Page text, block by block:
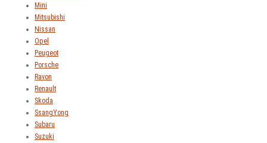
Mini
Mitsubishi
Nissan
Opel
Peugeot
Porsche
Ravon
Renault
Skoda
SsangYong
Subaru
Suzuki